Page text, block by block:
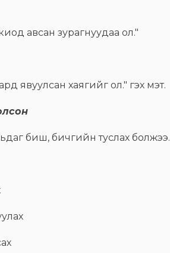
авсан зурагнуудаа ол."
явуулсан хаягийг ол." гэх мэт.
биш, бичгийн туслах болжээ.